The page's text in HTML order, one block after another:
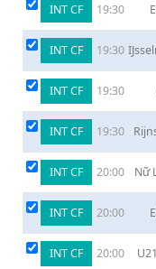
INT CF 19:30
INT CF 19:30
INT CF 19:30
INT CF 19:30
INT CF 20:00 Nữ
INT CF 20:00
INT CF 20:00